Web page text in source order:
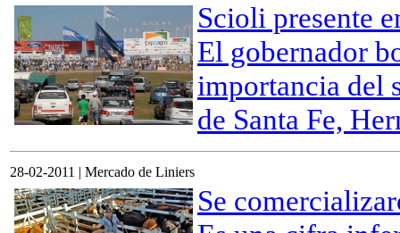
Scioli presente
El gobernador
importancia del
de Santa Fe,
28-02-2011 | Mercado de Liniers
Se